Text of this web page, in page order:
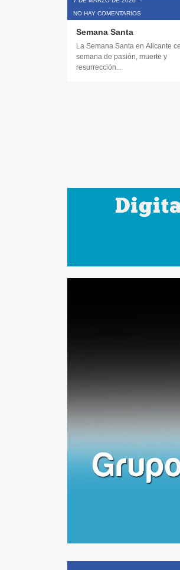
NO HAY COMENTARIOS
Semana Santa
La Semana Santa en Alicante
semana de pasión, muerte y
resurrección...